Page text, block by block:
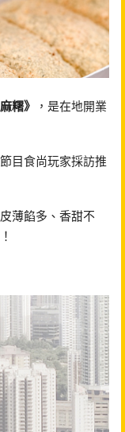
糬》
，是在地開業
目食尚玩家採訪推
薄餡多、香甜不